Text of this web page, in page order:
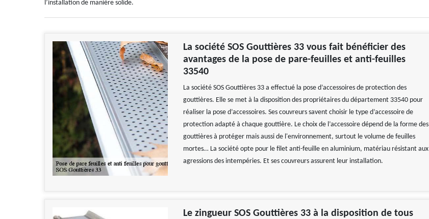
l’installation de manière solide.
La société SOS Gouttières 33 vous fait bénéficier des
avantages de la pose de pare-feuilles et anti-feuilles
33540
La société SOS Gouttières 33 a effectué la pose d’accessoires de protection des
gouttières. Elle se met à la disposition des propriétaires du département 33540 pour
réaliser la pose d’accessoires. Ses couvreurs savent choisir le type d’accessoire de
protection adapté à chaque gouttière. Le choix de l’accessoire dépend de la forme des
gouttières à protéger mais aussi de l'environnement, surtout le volume de feuilles
mortes… La société opte pour le filet anti-feuille en aluminium, matériau résistant aux
agressions des intempéries. Et ses couvreurs assurent leur installation.
Le zingueur SOS Gouttières 33 à la disposition de tous